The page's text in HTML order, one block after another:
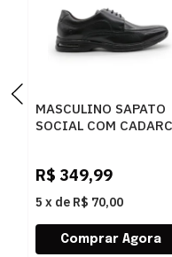
MASCULINO SAPATO
SOCIAL COM
R$ 349,99
5 x de R$ 70,00